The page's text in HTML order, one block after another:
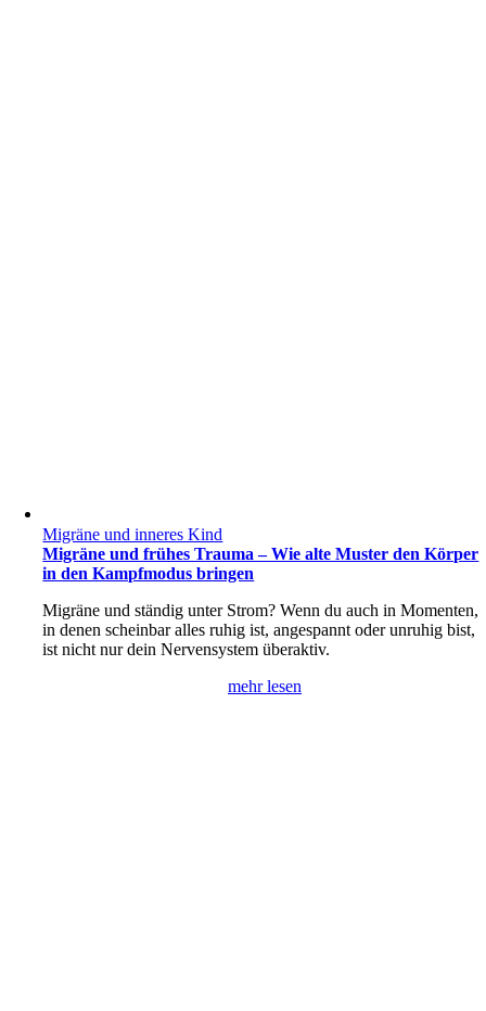
Migräne und inneres Kind
Migräne und frühes Trauma – Wie alte Muster den Körper
in den Kampfmodus bringen
Migräne und ständig unter Strom? Wenn du auch in Momenten,
in denen scheinbar alles ruhig ist, angespannt oder unruhig bist,
ist nicht nur dein Nervensystem überaktiv.
mehr lesen